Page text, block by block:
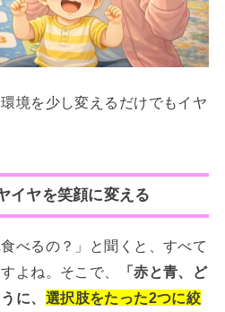
境を少し変えるだけでもイヤ
イヤを笑顔に変える
べるの？」と聞くと、すべて
よね。そこで、
「赤と青、ど
に、 選択肢をたった2つに絞